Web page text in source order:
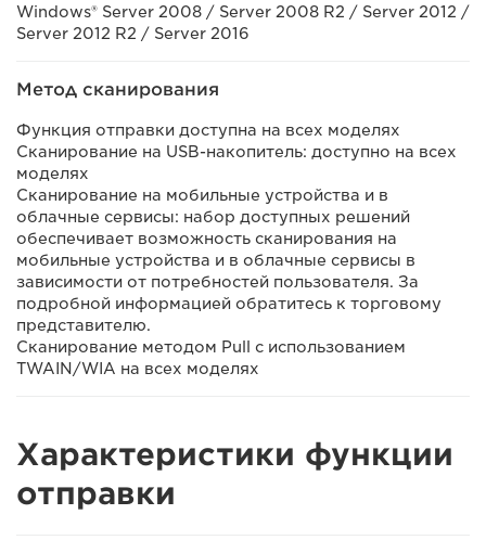
Windows® Server 2008 / Server 2008 R2 / Server 2012 /
Server 2012 R2 / Server 2016
Метод сканирования
Функция отправки доступна на всех моделях
Сканирование на USB-накопитель: доступно на всех
моделях
Сканирование на мобильные устройства и в
облачные сервисы: набор доступных решений
обеспечивает возможность сканирования на
мобильные устройства и в облачные сервисы в
зависимости от потребностей пользователя. За
подробной информацией обратитесь к торговому
представителю.
Сканирование методом Pull с использованием
TWAIN/WIA на всех моделях
Характеристики функции
отправки